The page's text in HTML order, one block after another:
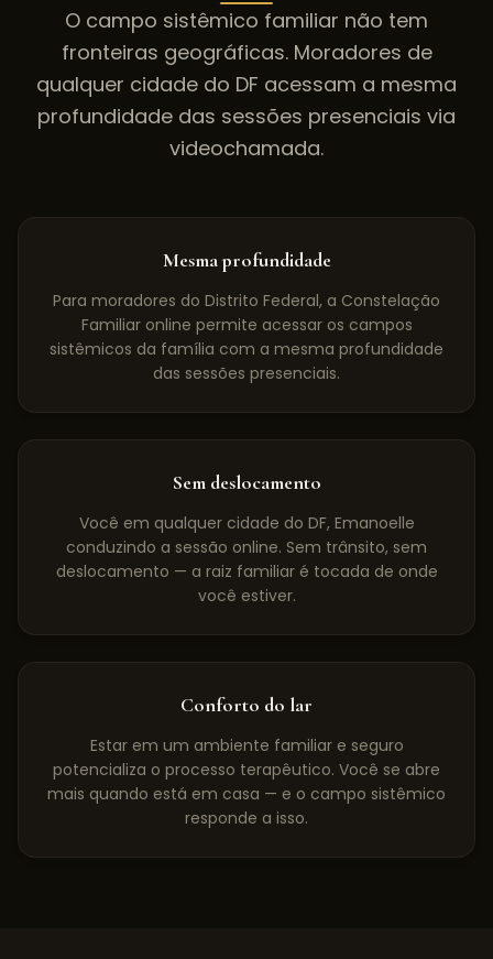
O campo sistêmico familiar não tem
fronteiras geográficas. Moradores de
qualquer cidade do DF acessam a mesma
profundidade das sessões presenciais via
videochamada.
Mesma profundidade
Para moradores do Distrito Federal, a Constelação
Familiar online permite acessar os campos
sistêmicos da família com a mesma profundidade
das sessões presenciais.
Sem deslocamento
Você em qualquer cidade do DF, Emanoelle
conduzindo a sessão online. Sem trânsito, sem
deslocamento — a raiz familiar é tocada de onde
você estiver.
Conforto do lar
Estar em um ambiente familiar e seguro
potencializa o processo terapêutico. Você se abre
mais quando está em casa — e o campo sistêmico
responde a isso.